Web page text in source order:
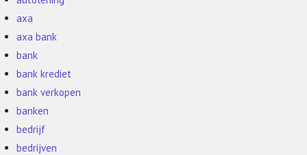
axa
axa bank
bank
bank krediet
bank verkopen
banken
bedrijf
bedrijven